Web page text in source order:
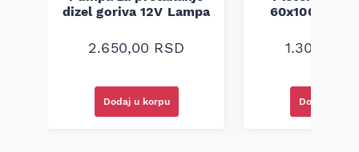
dizel goriva 12V Lampa
2.650,00 RSD
Dodaj u korpu
60x100
1.300,00
Dodaj u